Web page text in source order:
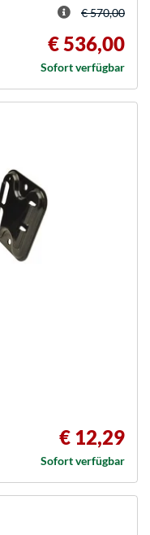
€ 570,00
€ 536,00
Sofort verfügbar
€ 12,29
Sofort verfügbar